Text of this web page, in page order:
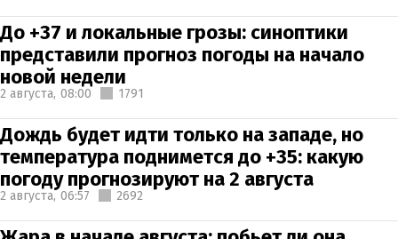
До +37 и локальные грозы: синоптики
представили прогноз погоды на начало
новой недели
2 августа, 08:00 1791
Дождь будет идти только на западе, но
температура поднимется до +35: какую
погоду прогнозируют на 2 августа
2 августа, 06:57 2692